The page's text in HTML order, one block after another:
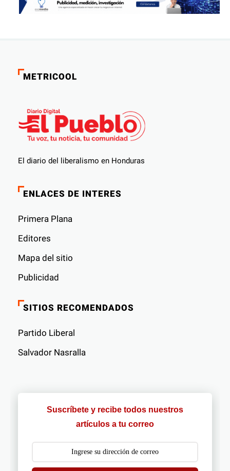
METRICOOL
El diario del liberalismo en Honduras
ENLACES DE INTERES
Primera Plana
Editores
Mapa del sitio
Publicidad
SITIOS RECOMENDADOS
Partido Liberal
Salvador Nasralla
Suscríbete y recibe todos nuestros
artículos a tu correo